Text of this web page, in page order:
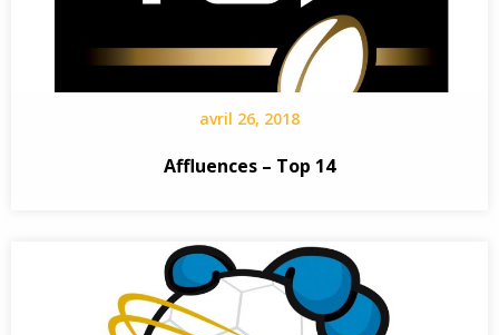
avril 26, 2018
Affluences – Top 14